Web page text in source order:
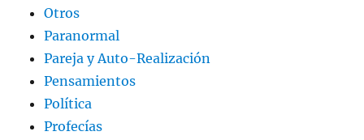
Otros
Paranormal
Pareja y Auto-Realización
Pensamientos
Política
Profecías